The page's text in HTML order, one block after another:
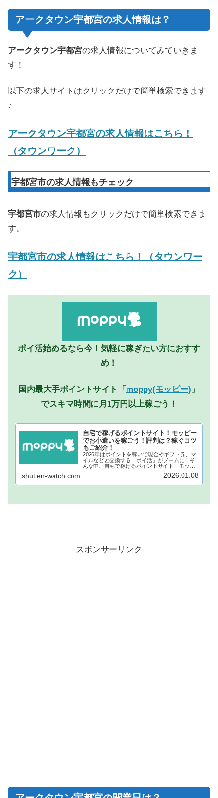
アークタウン宇都宮の求人情報は？
アークタウン宇都宮の求人情報についてみていきま
す！
以下の求人サイトはクリックだけで簡単検索できます
♪
アークタウン宇都宮の求人情報はこちら！
（タウンワーク）
宇都宮市の求人情報もチェック
宇都宮市の求人情報もクリックだけで簡単検索できま
す。
宇都宮市の求人情報はこちら！（タウンワー
ク）
ポイ活始めるなら今！気軽に稼ぎたい方におすす
め！
国内最大手ポイントサイト「 moppy(モッピー) 」
でスキマ時間に月1万円以上稼ごう！
自宅で稼げるポイントサイト！モッピー
でお小遣いを稼ごう！評判は？稼ぐコツ
もご紹介！
2026年はポイントを稼いで現金やギフト券、マ
イルなどと交換する「ポイ活」がブームに！そ
んな中、自宅で稼げるポイントサイト「モッピ
ー」が注目されています！モッピーに登録し、
自宅でポイントを稼げば、あなたも月1万円稼ぐ
shutten-watch.com 2026.01.08
スポンサーリンク